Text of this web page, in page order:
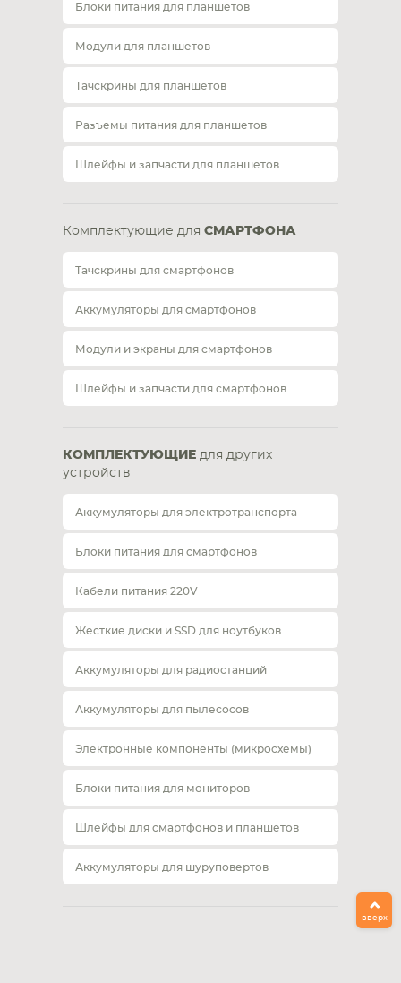
Блоки питания для планшетов
Модули для планшетов
Тачскрины для планшетов
Разъемы питания для планшетов
Шлейфы и запчасти для планшетов
Комплектующие для СМАРТФОНА
Тачскрины для смартфонов
Аккумуляторы для смартфонов
Модули и экраны для смартфонов
Шлейфы и запчасти для смартфонов
КОМПЛЕКТУЮЩИЕ для других
устройств
Аккумуляторы для электротранспорта
Блоки питания для смартфонов
Кабели питания 220V
Жесткие диски и SSD для ноутбуков
Аккумуляторы для радиостанций
Аккумуляторы для пылесосов
Электронные компоненты (микросхемы)
Блоки питания для мониторов
Шлейфы для смартфонов и планшетов
Аккумуляторы для шуруповертов
вверх